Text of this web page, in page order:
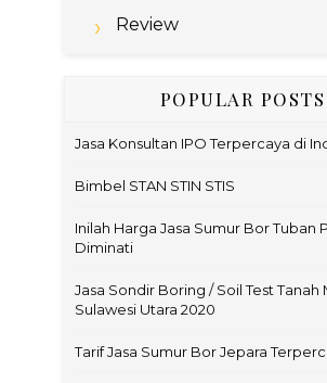
Review
POPULAR POSTS
Jasa Konsultan IPO Terpercaya di
Bimbel STAN STIN STIS
Inilah Harga Jasa Sumur Bor Tuban
Diminati
Jasa Sondir Boring / Soil Test Tanah
Sulawesi Utara 2020
Tarif Jasa Sumur Bor Jepara